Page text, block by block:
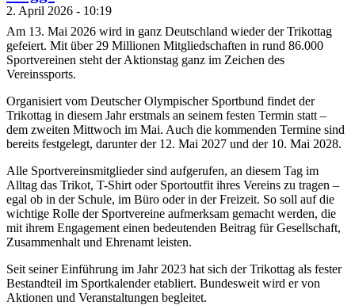
2. April 2026 - 10:19
Am 13. Mai 2026 wird in ganz Deutschland wieder der Trikottag
gefeiert. Mit über 29 Millionen Mitgliedschaften in rund 86.000
Sportvereinen steht der Aktionstag ganz im Zeichen des
Vereinssports.
Organisiert vom Deutscher Olympischer Sportbund findet der
Trikottag in diesem Jahr erstmals an seinem festen Termin statt –
dem zweiten Mittwoch im Mai. Auch die kommenden Termine sind
bereits festgelegt, darunter der 12. Mai 2027 und der 10. Mai 2028.
Alle Sportvereinsmitglieder sind aufgerufen, an diesem Tag im
Alltag das Trikot, T-Shirt oder Sportoutfit ihres Vereins zu tragen –
egal ob in der Schule, im Büro oder in der Freizeit. So soll auf die
wichtige Rolle der Sportvereine aufmerksam gemacht werden, die
mit ihrem Engagement einen bedeutenden Beitrag für Gesellschaft,
Zusammenhalt und Ehrenamt leisten.
Seit seiner Einführung im Jahr 2023 hat sich der Trikottag als fester
Bestandteil im Sportkalender etabliert. Bundesweit wird er von
Aktionen und Veranstaltungen begleitet.